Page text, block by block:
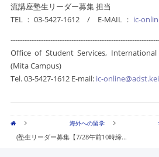
流講座塾生リーダー募集 担当
TEL ： 03-5427-1612 / E-MAIL ： ic-
Office of Student Services, International
(Mita Campus)
Tel. 03-5427-1612 E-mail: ic-
海外への留学
(塾生リーダー募集【7/28午前10時締...